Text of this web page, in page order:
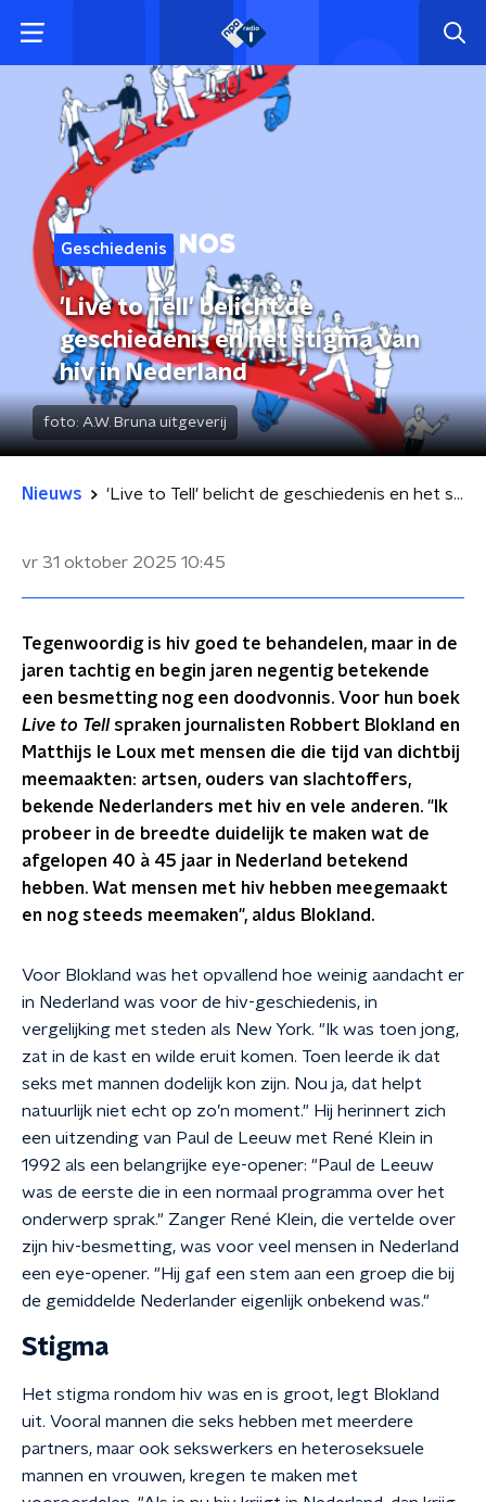
Geschiedenis
'Live to Tell' belicht de
geschiedenis en het stigma van
hiv in Nederland
foto: A.W. Bruna uitgeverij
Nieuws 'Live to Tell' belicht de geschiedenis en het stigma van hiv in Nederland
vr 31 oktober 2025 10:45
Tegenwoordig is hiv goed te behandelen, maar in de
jaren tachtig en begin jaren negentig betekende
een besmetting nog een doodvonnis. Voor hun boek
Live to Tell spraken journalisten Robbert Blokland en
Matthijs le Loux met mensen die die tijd van dichtbij
meemaakten: artsen, ouders van slachtoffers,
bekende Nederlanders met hiv en vele anderen. "Ik
probeer in de breedte duidelijk te maken wat de
afgelopen 40 à 45 jaar in Nederland betekend
hebben. Wat mensen met hiv hebben meegemaakt
en nog steeds meemaken", aldus Blokland.
Voor Blokland was het opvallend hoe weinig aandacht er
in Nederland was voor de hiv-geschiedenis, in
vergelijking met steden als New York. "Ik was toen jong,
zat in de kast en wilde eruit komen. Toen leerde ik dat
seks met mannen dodelijk kon zijn. Nou ja, dat helpt
natuurlijk niet echt op zo’n moment." Hij herinnert zich
een uitzending van Paul de Leeuw met René Klein in
1992 als een belangrijke eye-opener: "Paul de Leeuw
was de eerste die in een normaal programma over het
onderwerp sprak." Zanger René Klein, die vertelde over
zijn hiv-besmetting, was voor veel mensen in Nederland
een eye-opener. "Hij gaf een stem aan een groep die bij
de gemiddelde Nederlander eigenlijk onbekend was."
Stigma
Het stigma rondom hiv was en is groot, legt Blokland
uit. Vooral mannen die seks hebben met meerdere
partners, maar ook sekswerkers en heteroseksuele
mannen en vrouwen, kregen te maken met